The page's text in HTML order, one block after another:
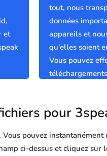
et
tout, nous
données
appareils et
qu'elles soient
Vous pouvez
pour
pouvez
ci-dessus et cliquez sur